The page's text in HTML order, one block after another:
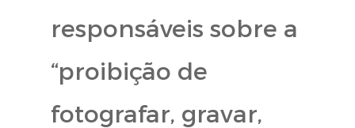
responsáveis sobre a
“proibição de
fotografar, gravar,